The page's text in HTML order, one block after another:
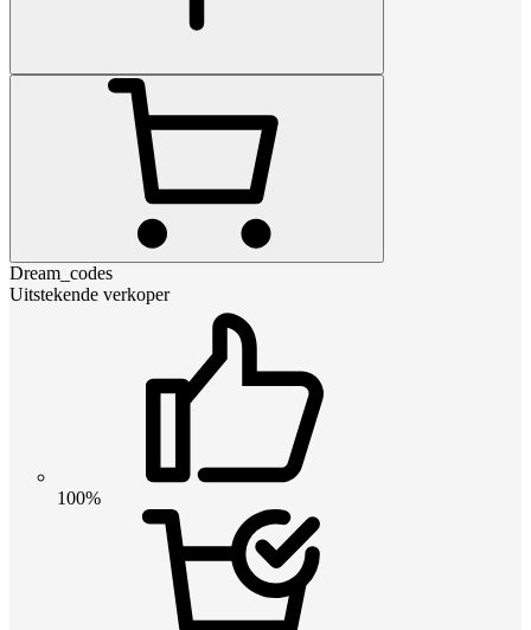
Dream_codes
Uitstekende verkoper
100%